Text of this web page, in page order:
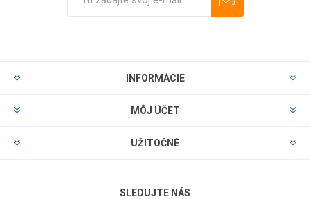
INFORMÁCIE
MÔJ ÚČET
UŽITOČNÉ
SLEDUJTE NÁS